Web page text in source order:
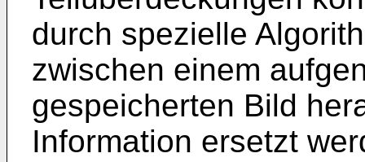
durch spezielle
zwischen einem
gespeicherten Bild
Information ersetzt